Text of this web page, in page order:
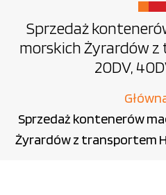
Sprzedaż
morskich Żyrardów z
20DV,
Sprzedaż kontenerów
Żyrardów z transportem